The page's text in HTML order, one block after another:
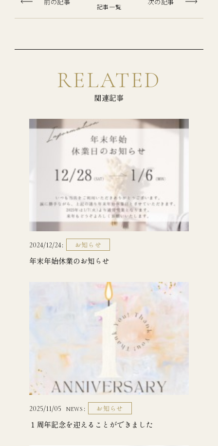
記事一覧
RELATED
関連記事
2024/12/24 お知らせ
年末年始休業のお知らせ
2025/11/05 NEWS お知らせ
１周年記念を迎えることができました